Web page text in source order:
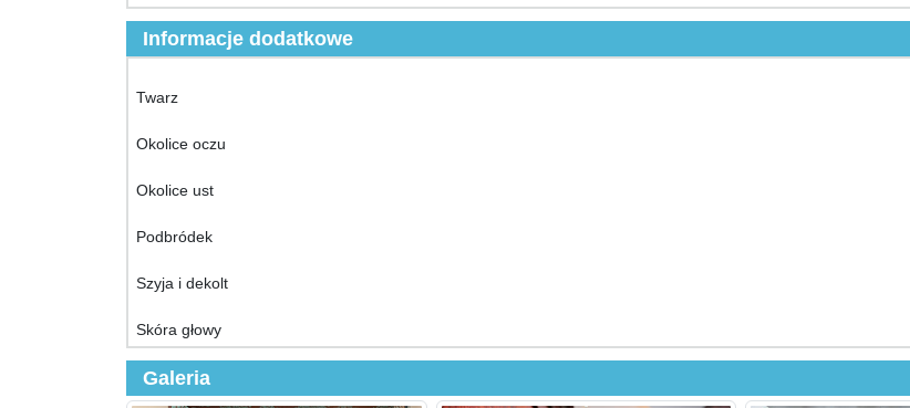
Informacje dodatkowe
Twarz
Okolice oczu
Okolice ust
Podbródek
Szyja i dekolt
Skóra głowy
Galeria